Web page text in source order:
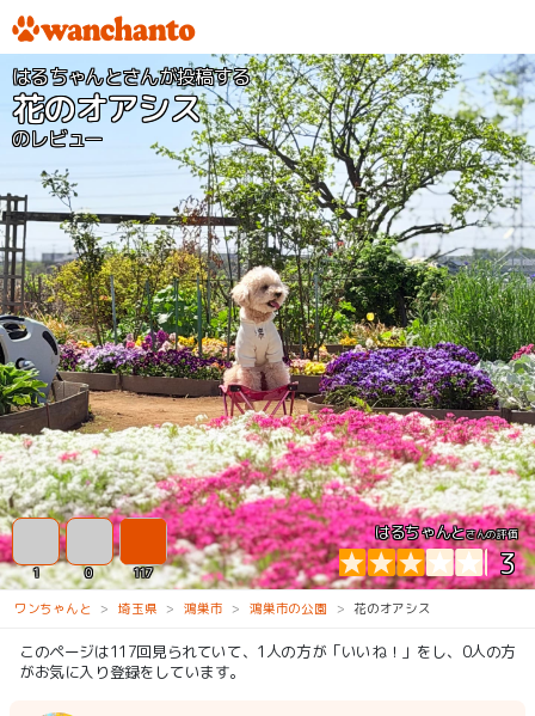
はるちゃんとさんが投稿する
花のオアシス
のレビュー
はるちゃんとさんの評価
3
1 0 117
ワンちゃんと 埼玉県 鴻巣市 鴻巣市の公園 花のオアシス
このページは117回見られていて、1人の方が「いいね！」をし、0人の方
がお気に入り登録をしています。